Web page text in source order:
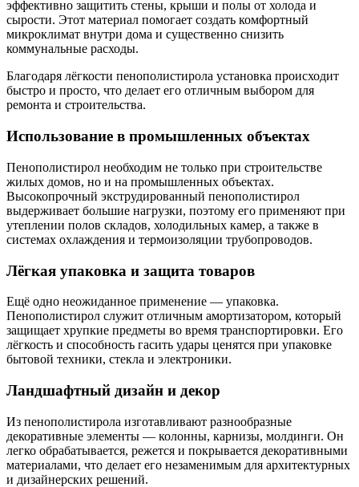
эффективно защитить стены, крыши и полы от холода и
сырости. Этот материал помогает создать комфортный
микроклимат внутри дома и существенно снизить
коммунальные расходы.
Благодаря лёгкости пенополистирола установка происходит
быстро и просто, что делает его отличным выбором для
ремонта и строительства.
Использование в промышленных объектах
Пенополистирол необходим не только при строительстве
жилых домов, но и на промышленных объектах.
Высокопрочный экструдированный пенополистирол
выдерживает большие нагрузки, поэтому его применяют при
утеплении полов складов, холодильных камер, а также в
системах охлаждения и термоизоляции трубопроводов.
Лёгкая упаковка и защита товаров
Ещё одно неожиданное применение — упаковка.
Пенополистирол служит отличным амортизатором, который
защищает хрупкие предметы во время транспортировки. Его
лёгкость и способность гасить удары ценятся при упаковке
бытовой техники, стекла и электроники.
Ландшафтный дизайн и декор
Из пенополистирола изготавливают разнообразные
декоративные элементы — колонны, карнизы, молдинги. Он
легко обрабатывается, режется и покрывается декоративными
материалами, что делает его незаменимым для архитектурных
и дизайнерских решений.